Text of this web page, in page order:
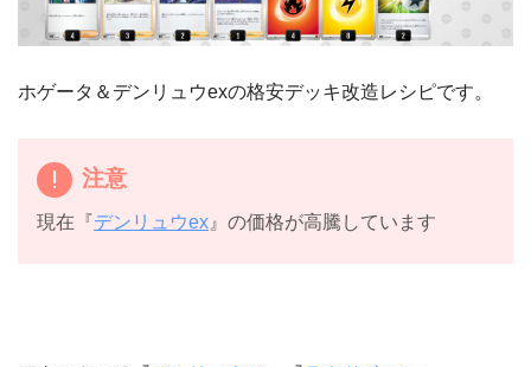
ホゲータ＆デンリュウexの格安デッキ改造レシピです。
注意
現在『デンリュウex 』の価格が高騰しています